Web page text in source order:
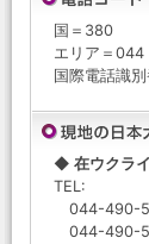
国＝380
エリア＝044
国際電話識
◆ 在ウクラ
TEL:
044-490-
044-490-